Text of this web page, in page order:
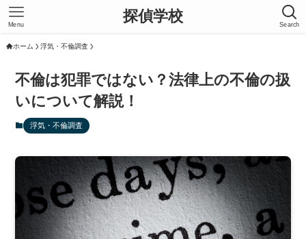
探偵学校 Search
Menu
ホーム 浮気・不倫調査
不倫は犯罪ではない？法律上の不倫の扱
いについて解説！
浮気・不倫調査